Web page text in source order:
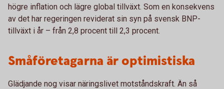
högre inflation och lägre global tillväxt. Som en konsekvens
av det har regeringen reviderat sin syn på svensk BNP-
tillväxt i år – från 2,8 procent till 2,3 procent.
Småföretagarna är optimistiska
Glädjande nog visar näringslivet motståndskraft. Än så